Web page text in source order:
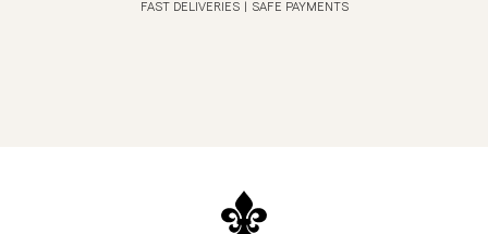
FAST DELIVERIES SAFE PAYMENTS